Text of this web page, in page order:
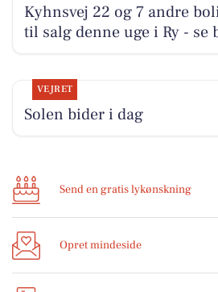
Kyhnsvej 22 og 7 andre
til salg denne uge i Ry - se
VEJRET
Solen bider i dag
Send en gratis lykønskning
Opret mindeside